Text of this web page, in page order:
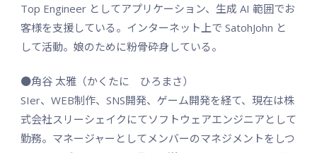
Top Engineer としてアプリケーション、生成 AI 範囲でお
客様を支援している。インターネット上で SatohJohn と
して活動。娘のために粉骨砕身している。
●角谷 太雅（かくたに ひろまさ）
SIer、WEB制作、SNS開発、ゲーム開発を経て、現在は株
式会社スリーシェイクにてソフトウェアエンジニアとして
勤務。マネージャーとしてメンバーのマネジメントをしつ